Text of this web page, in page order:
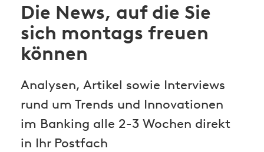
Die News, auf die Sie
sich montags freuen
können
Analysen, Artikel sowie Interviews
rund um Trends und Innovationen
im Banking alle 2-3 Wochen direkt
in Ihr Postfach